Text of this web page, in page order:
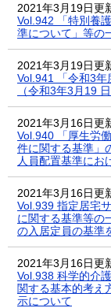
2021年3月19日更
Vol.942 「特別養
準について」等の
2021年3月19日更
Vol.941 「令和3年
（令和3年3月19
2021年3月16日更
Vol.940 「厚生労
件に関する基準」
人員配置基準にお
2021年3月16日更
Vol.939 指定居宅
に関する基準等の
の入居定員の基準
2021年3月16日更
Vol.938 科学的介
関する基本的考え
示について